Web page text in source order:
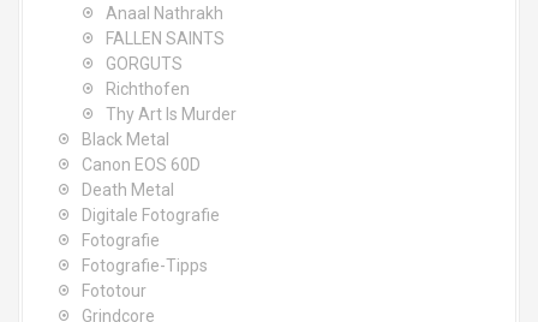
Anaal Nathrakh
FALLEN SAINTS
GORGUTS
Richthofen
Thy Art Is Murder
Black Metal
Canon EOS 60D
Death Metal
Digitale Fotografie
Fotografie
Fotografie-Tipps
Fototour
Grindcore